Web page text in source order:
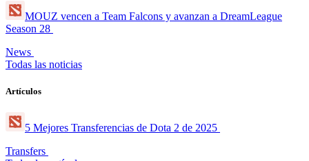
MOUZ vencen a Team Falcons y avanzan a DreamLeague
Season 28
News
Todas las noticias
Artículos
5 Mejores Transferencias de Dota 2 de 2025
Transfers